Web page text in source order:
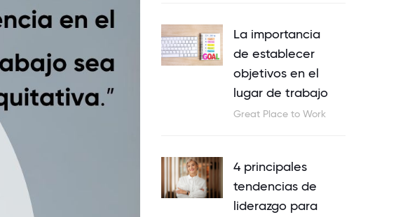
La importancia
de establecer
objetivos en el
lugar de trabajo
Great Place to Work
4 principales
tendencias de
liderazgo para